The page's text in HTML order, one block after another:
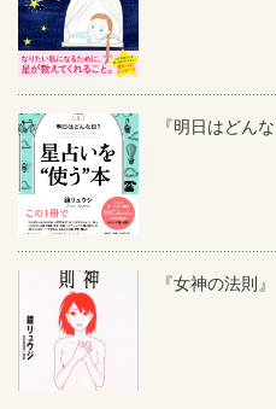
『明日はどんな
『女神の法則』